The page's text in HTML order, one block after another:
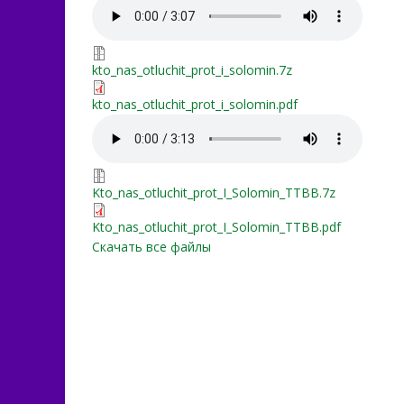
kto_nas_otluchit_prot_i_solomin.7z
kto_nas_otluchit_prot_i_solomin.pdf
Kto_nas_otluchit_prot_I_Solomin_TTBB.7z
Kto_nas_otluchit_prot_I_Solomin_TTBB.pdf
Скачать все файлы